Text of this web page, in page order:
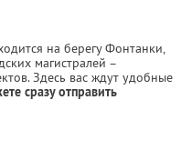
на берегу Фонтанки,
магистралей –
Здесь вас ждут удобные
сразу отправить